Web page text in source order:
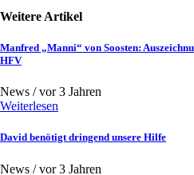
Weitere Artikel
Manfred „Manni“ von Soosten:
HFV
News /vor 3 Jahren
Weiterlesen
David benötigt dringend unsere Hilfe
News /vor 3 Jahren